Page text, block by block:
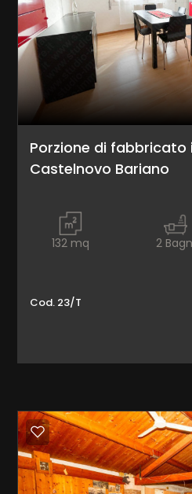
Porzione di fabbricato
Castelnovo Bariano
132 mq 2
Cod. 23/T
CONTATTI
Rovigo
Castelnovo Bariano
Tipologia
Qualsiasi
Industriali
Terreni